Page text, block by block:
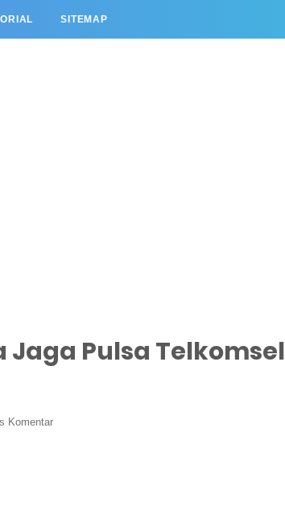
SITEMAP
Jaga Pulsa Telkomsel
Komentar